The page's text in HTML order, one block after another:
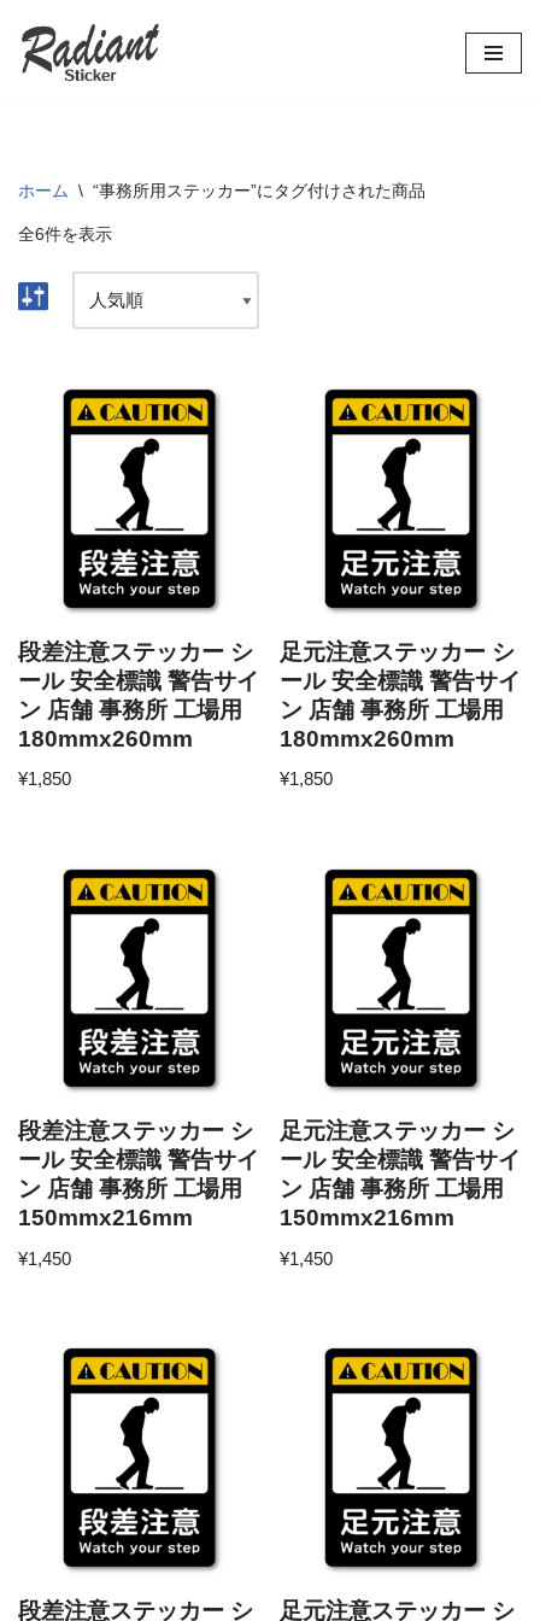
コ
ツ
ス
ッ
ホーム \ “事務所用ステッカー”にタグ付けされた商品
全6件を表示
段差注意ステッカー シ
ール 安全標識 警告サイ
ン 店舗 事務所 工場用
180mmx260mm
¥1,850
足元注意ステッカー シ
ール 安全標識 警告サイ
ン 店舗 事務所 工場用
180mmx260mm
¥1,850
段差注意ステッカー シ
ール 安全標識 警告サイ
ン 店舗 事務所 工場用
150mmx216mm
¥1,450
足元注意ステッカー シ
ール 安全標識 警告サイ
ン 店舗 事務所 工場用
150mmx216mm
¥1,450
段差注意ステッカー シ 足元注意ステッカー シ